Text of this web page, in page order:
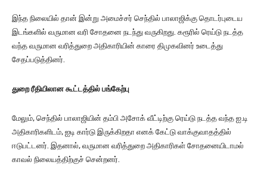
இந்த நிலையில் தான் இன்று அமைச்சர் செந்தில் பாலாஜிக்கு தொடர்புடைய
இடங்களில் வருமான வரி சோதனை நடந்து வருகிறது. கரூரில் ரெய்டு நடத்த
வந்த வருமான வரித்துறை அதிகாரியின் காரை திமுகவினர் உடைத்து
சேதப்படுத்தினர்.
துறை ரீதியிலான கூட்டத்தில் பங்கேற்பு
மேலும், செந்தில் பாலாஜியின் தம்பி அசோக் வீட்டிற்கு ரெய்டு நடத்த வந்த ஐ.டி
அதிகாரிகளிடம், ஐடி கார்டு இருக்கிறதா எனக் கேட்டு வாக்குவாதத்தில்
ஈடுபட்டனர். இதனால், வருமான வரித்துறை அதிகாரிகள் சோதனையிடாமல்
காவல் நிலையத்திற்குச் சென்றனர்.